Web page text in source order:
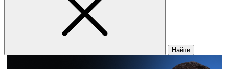
Найти